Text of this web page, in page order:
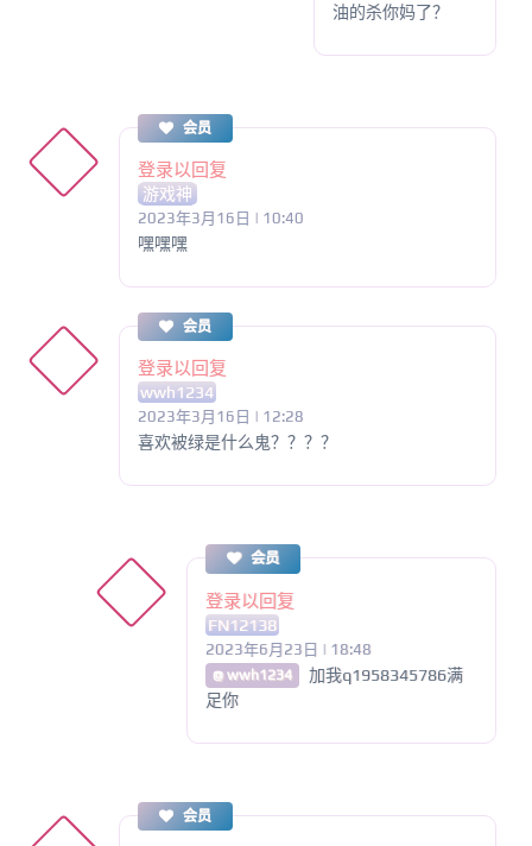
油的杀你妈了？
会员
登录以回复
游戏神
2023年3月16日 | 10:40
嘿嘿嘿
会员
登录以回复
wwh1234
2023年3月16日 | 12:28
喜欢被绿是什么鬼？？？？
会员
登录以回复
FN12138
2023年6月23日 | 18:48
@ wwh1234
加我q1958345786满
足你
会员